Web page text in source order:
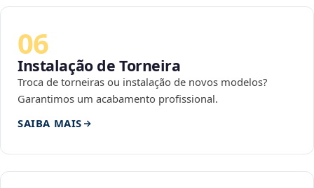
06
Instalação de Torneira
Troca de torneiras ou instalação de novos modelos?
Garantimos um acabamento profissional.
SAIBA MAIS